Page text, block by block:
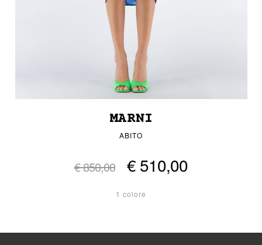
MARNI
ABITO
€ 850,00 € 510,00
1 colore